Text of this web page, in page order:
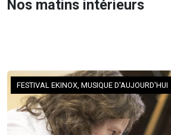
Nos matins intérieurs
FESTIVAL EKINOX, MUSIQUE D'AUJOURD'HUI